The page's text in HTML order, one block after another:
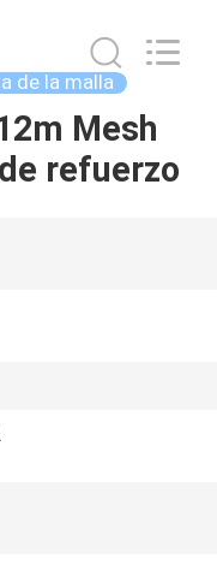
de la malla
Mesh
refuerzo